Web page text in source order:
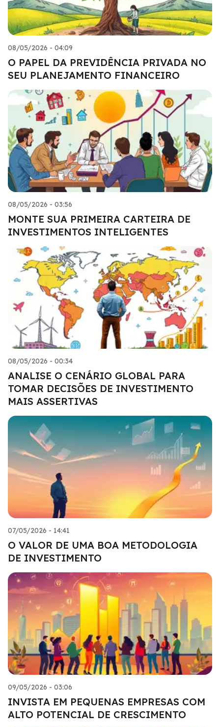
08/05/2026 - 04:09
O PAPEL DA PREVIDÊNCIA PRIVADA NO
SEU PLANEJAMENTO FINANCEIRO
08/05/2026 - 03:56
MONTE SUA PRIMEIRA CARTEIRA DE
INVESTIMENTOS INTELIGENTES
08/05/2026 - 00:34
ANALISE O CENÁRIO GLOBAL PARA
TOMAR DECISÕES DE INVESTIMENTO
MAIS ASSERTIVAS
07/05/2026 - 14:41
O VALOR DE UMA BOA METODOLOGIA
DE INVESTIMENTO
09/05/2026 - 03:06
INVISTA EM PEQUENAS EMPRESAS COM
ALTO POTENCIAL DE CRESCIMENTO